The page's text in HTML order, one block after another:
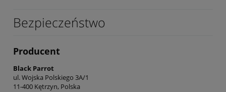
Bezpieczeństwo
Producent
Black Parrot
ul. Wojska Polskiego 3A/1
11-400 Kętrzyn, Polska